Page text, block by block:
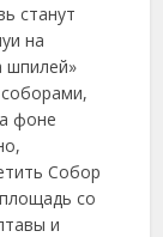
станут
на
шпилей»
фоне
Собор
со
и